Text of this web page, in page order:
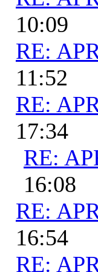
10:09
RE:
11:52
RE:
17:34
RE:
16:08
RE:
16:54
RE: